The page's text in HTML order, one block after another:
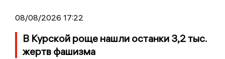
08/08/2026 17:22
В Курской роще нашли останки 3,2 тыс.
жертв фашизма